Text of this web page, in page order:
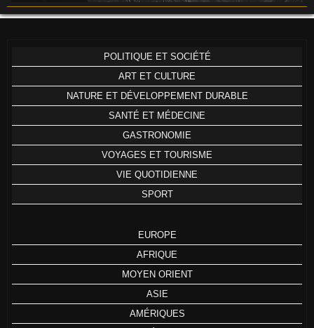
POLITIQUE ET SOCIÉTÉ
ART ET CULTURE
NATURE ET DÉVELOPPEMENT DURABLE
SANTÉ ET MÉDECINE
GASTRONOMIE
VOYAGES ET TOURISME
VIE QUOTIDIENNE
SPORT
EUROPE
AFRIQUE
MOYEN ORIENT
ASIE
AMÉRIQUES